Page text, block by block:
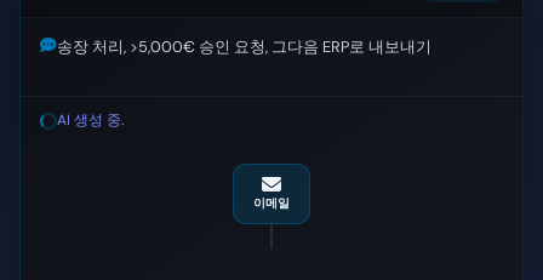
송장 처리, >5,000€ 승인 요청, 그다음 ERP로 내보내기
AI 생성 중.
이메일